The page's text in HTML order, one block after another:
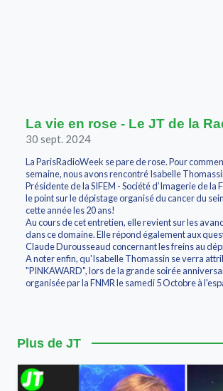
La vie en rose - Le JT de la
30 sept. 2024
La ParisRadioWeek se pare de rose. Pour
semaine, nous avons rencontré Isabelle
Présidente de la SIFEM - Société d’Imagerie de la
le point sur le dépistage organisé du cancer du
cette année les 20 ans!
Au cours de cet entretien, elle revient sur les
dans ce domaine. Elle répond également aux
Claude Durousseaud concernant les freins au
A noter enfin, qu'Isabelle Thomassin se verra
"PINKAWARD", lors de la grande soirée
organisée par la FNMR le samedi 5 Octobre à
Plus de JT